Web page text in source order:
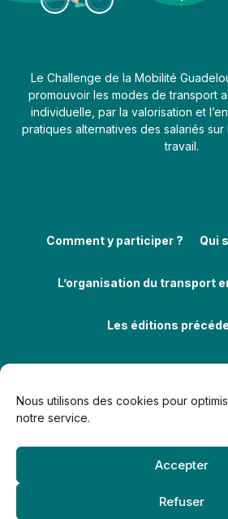
Nous utilisons des cookies pour
notre service.
Accepter
Refuser
Le Challenge de la Mobilité
promouvoir les modes de transport
individuelle, par la valorisation et
pratiques alternatives des salariés
travail.
Comment y participer ? Qui
L’organisation du transport
Les éditions
Retrait des
© 2026 Challenge de la Mobilité